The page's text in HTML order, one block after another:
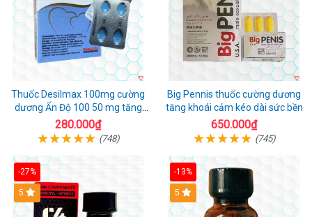
Thuốc Desilmax 100mg cường
dương Ấn Độ 100 50 mg tăng
sinh lý tốt nhất
280.000₫
(748)
Big Pennis thuốc cường dương
tăng khoái cảm kéo dài sức bền
650.000₫
(745)
-27%
5
-13%
5